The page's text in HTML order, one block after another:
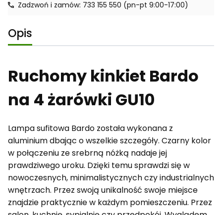
Zadzwoń i zamów: 733 155 550 (pn-pt 9:00-17:00)
Opis
Ruchomy kinkiet Bardo
na 4 żarówki GU10
Lampa sufitowa Bardo została wykonana z
aluminium dbając o wszelkie szczegóły. Czarny kolor
w połączeniu ze srebrną nóżką nadaje jej
prawdziwego uroku. Dzięki temu sprawdzi się w
nowoczesnych, minimalistycznych czy industrialnych
wnętrzach. Przez swoją unikalność swoje miejsce
znajdzie praktycznie w każdym pomieszczeniu. Przez